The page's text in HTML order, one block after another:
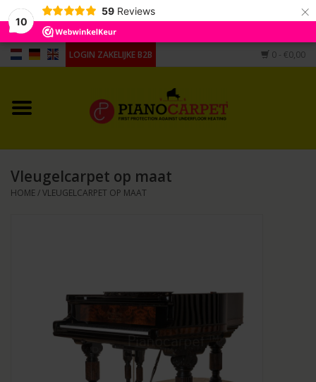
10
59 Reviews ×
LOGIN ZAKELIJKE B2B 0 - €0,00
Home
Voor piano's
Voor vleugels
Andere vorm
Vleugelcarpet op maat
HOME/VLEUGELCARPET OP MAAT